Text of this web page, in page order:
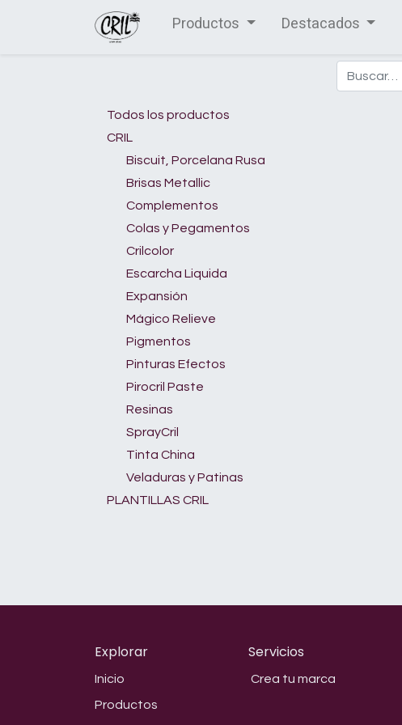
Productos Destacados
Todos los productos
CRIL
Biscuit, Porcelana Rusa
Brisas Metallic
Complementos
Colas y Pegamentos
Crilcolor
Escarcha Liquida
Expansión
Mágico Relieve
Pigmentos
Pinturas Efectos
Pirocril Paste
Resinas
SprayCril
Tinta China
Veladuras y Patinas
PLANTILLAS CRIL
Explorar
Inicio
Productos
Servicios
Crea tu marca